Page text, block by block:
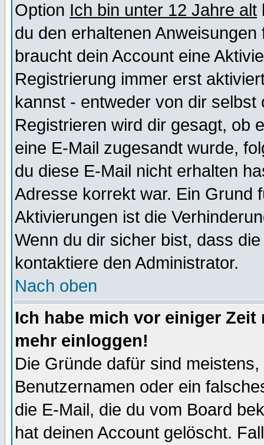
Option Ich bin unter 12 Jahre alt
du den erhaltenen
braucht dein Account eine
Registrierung immer erst
kannst - entweder von dir selbst
Registrieren wird dir gesagt, ob
eine E-Mail zugesandt wurde,
du diese E-Mail nicht erhalten
Adresse korrekt war. Ein Grund
Aktivierungen ist die
Wenn du dir sicher bist, dass
kontaktiere den Administrator.
Nach oben
Ich habe mich vor einiger
mehr einloggen!
Die Gründe dafür sind
Benutzernamen oder ein
die E-Mail, die du vom Board
hat deinen Account gelöscht.